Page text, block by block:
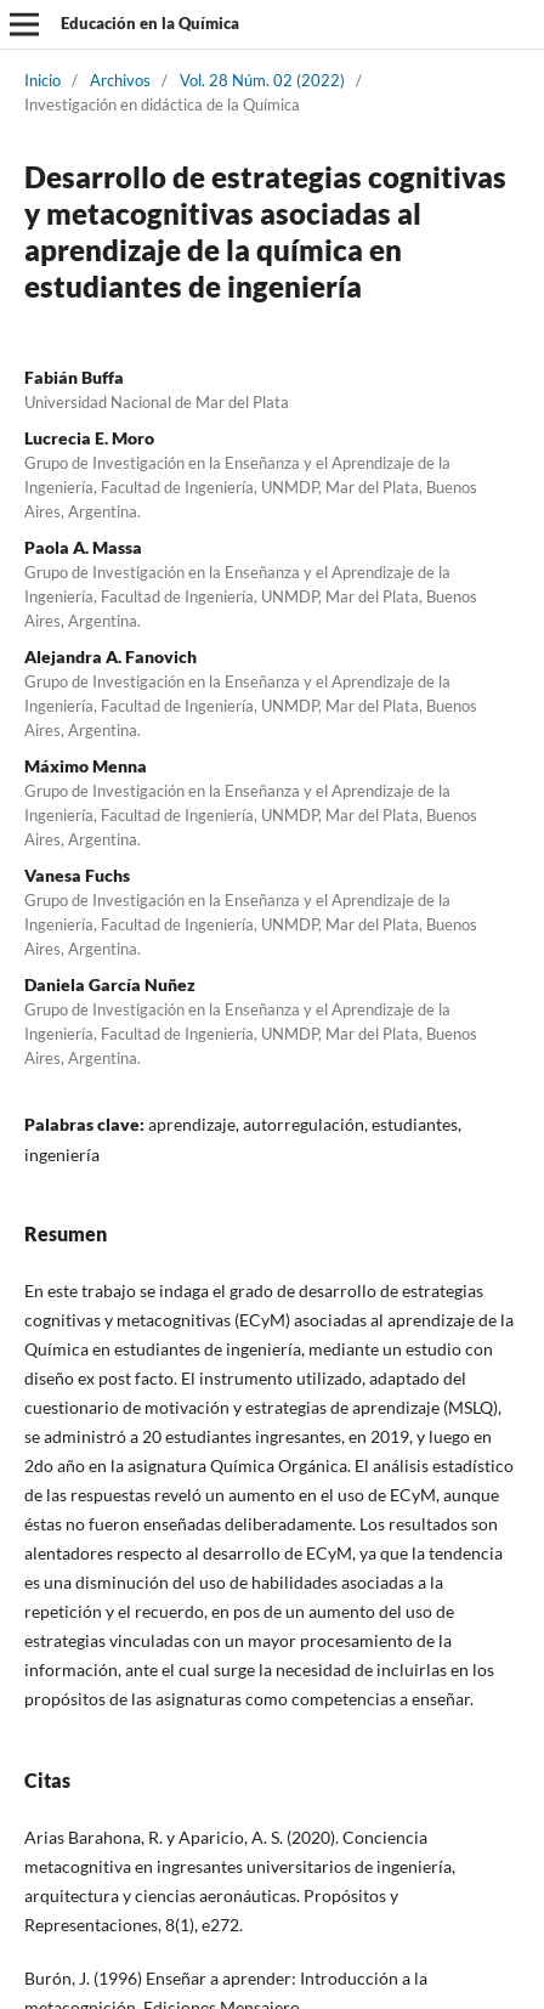
Educación en la Química
Inicio / Archivos / Vol. 28 Núm. 02 (2022)
/
Investigación en didáctica de la Química
Desarrollo de estrategias cognitivas
y metacognitivas asociadas al
aprendizaje de la química en
estudiantes de ingeniería
Fabián Buffa
Universidad Nacional de Mar del Plata
Lucrecia E. Moro
Grupo de Investigación en la Enseñanza y el Aprendizaje de la
Ingeniería, Facultad de Ingeniería, UNMDP, Mar del Plata, Buenos
Aires, Argentina.
Paola A. Massa
Grupo de Investigación en la Enseñanza y el Aprendizaje de la
Ingeniería, Facultad de Ingeniería, UNMDP, Mar del Plata, Buenos
Aires, Argentina.
Alejandra A. Fanovich
Grupo de Investigación en la Enseñanza y el Aprendizaje de la
Ingeniería, Facultad de Ingeniería, UNMDP, Mar del Plata, Buenos
Aires, Argentina.
Máximo Menna
Grupo de Investigación en la Enseñanza y el Aprendizaje de la
Ingeniería, Facultad de Ingeniería, UNMDP, Mar del Plata, Buenos
Aires, Argentina.
Vanesa Fuchs
Grupo de Investigación en la Enseñanza y el Aprendizaje de la
Ingeniería, Facultad de Ingeniería, UNMDP, Mar del Plata, Buenos
Aires, Argentina.
Daniela García Nuñez
Grupo de Investigación en la Enseñanza y el Aprendizaje de la
Ingeniería, Facultad de Ingeniería, UNMDP, Mar del Plata, Buenos
Aires, Argentina.
Palabras clave: aprendizaje, autorregulación, estudiantes,
ingeniería
Resumen
En este trabajo se indaga el grado de desarrollo de estrategias
cognitivas y metacognitivas (ECyM) asociadas al aprendizaje de la
Química en estudiantes de ingeniería, mediante un estudio con
diseño ex post facto. El instrumento utilizado, adaptado del
cuestionario de motivación y estrategias de aprendizaje (MSLQ),
se administró a 20 estudiantes ingresantes, en 2019, y luego en
2do año en la asignatura Química Orgánica. El análisis estadístico
de las respuestas reveló un aumento en el uso de ECyM, aunque
éstas no fueron enseñadas deliberadamente. Los resultados son
alentadores respecto al desarrollo de ECyM, ya que la tendencia
es una disminución del uso de habilidades asociadas a la
repetición y el recuerdo, en pos de un aumento del uso de
estrategias vinculadas con un mayor procesamiento de la
información, ante el cual surge la necesidad de incluirlas en los
propósitos de las asignaturas como competencias a enseñar.
Citas
Arias Barahona, R. y Aparicio, A. S. (2020). Conciencia
metacognitiva en ingresantes universitarios de ingeniería,
arquitectura y ciencias aeronáuticas. Propósitos y
Representaciones, 8(1), e272.
Burón, J. (1996) Enseñar a aprender: Introducción a la